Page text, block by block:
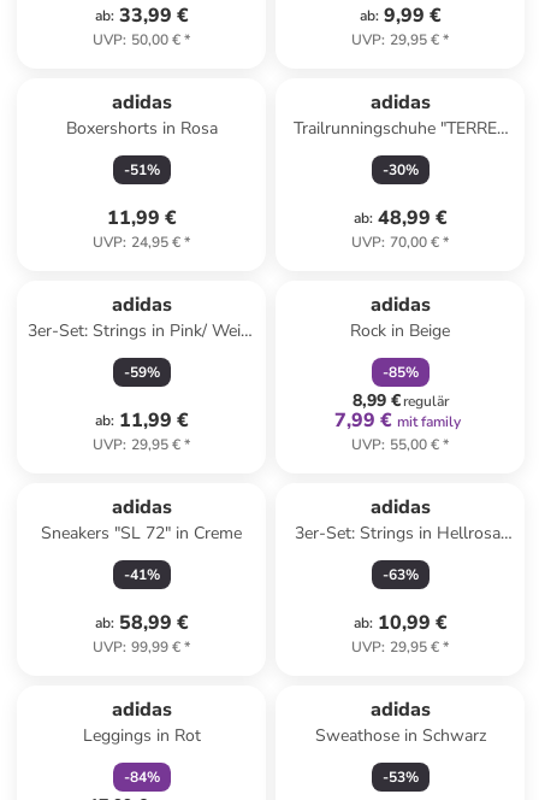
ab: 33,99 €
UVP: 50,00 €*
ab: 9,99 €
UVP: 29,95 €*
adidas
Boxershorts in Rosa
-51%
11,99 €
UVP: 24,95 €*
adidas
Trailrunningschuhe "TERREX
TRACEFINDER 2" in Schwarz
-30%
ab: 48,99 €
UVP: 70,00 €*
adidas
3er-Set: Strings in Pink/ Weiß/
Dunkelblau
-59%
ab: 11,99 €
UVP: 29,95 €*
adidas
Rock in Beige
-85%
8,99 €regulär
7,99 € mit family
UVP: 55,00 €*
adidas
Sneakers "SL 72" in Creme
-41%
ab: 58,99 €
UVP: 99,99 €*
adidas
3er-Set: Strings in Hellrosa/
Türkis/ Schwarz
-63%
ab: 10,99 €
UVP: 29,95 €*
adidas
Leggings in Rot
-84%
adidas
Sweathose in Schwarz
-53%